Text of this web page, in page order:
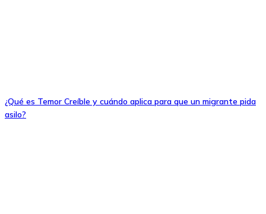
¿Qué es Temor Creíble y cuándo aplica para que un migrante pida
asilo?